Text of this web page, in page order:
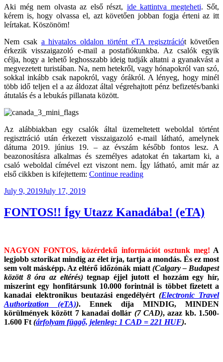
Aki még nem olvasta az első részt, ide kattintva megteheti. Sőt,
kérem is, hogy olvassa el, azt követően jobban fogja érteni az itt
leírtakat. Köszönöm!
Nem csak a hivatalos oldalon történt eTA regisztrációt követően
érkezik visszaigazoló e-mail a postafiókunkba. Az csalók egyik
célja, hogy a lehető leghosszabb ideig tudják altatni a gyanakvást a
megvezetett turistában. Na, nem hetekről, vagy hónapokról van szó,
sokkal inkább csak napokról, vagy órákról. A lényeg, hogy minél
több idő teljen el a az áldozat által végrehajtott pénz befizetés/banki
átutalás és a lebukás pillanata között.
Az alábbiakban egy csalók által üzemeltetett weboldal történt
regisztráció után érkezett visszaigazoló e-mail látható, amelynek
dátuma 2019. június 19. – az évszám később fontos lesz. A
beazonosításra alkalmas és személyes adatokat én takartam ki, a
csaló weboldal címével ezt viszont nem. Így látható, amit már az
első cikkben is kifejtettem: Continue reading“Így
#2”
Posted
July 9, 2019July 17, 2019
FONTOS!! Így Utazz Kanadába! (eTA)
NAGYON FONTOS, közérdekű információt osztunk meg! A
legjobb sztorikat mindig az élet írja, tartja a mondás. És ez most
sem volt másképp. Az eltérő időzónák miatt (Calgary – Budapest
között 8 óra az eltérés)tegnap éjjel jutott el hozzám egy hír,
miszerint egy honfitársunk 10.000 forintnál is többet fizetett a
kanadai elektronikus beutazási engedélyért(Electronic Travel
Authorization (eTA)). Ennek díja MINDIG, MINDEN
körülmények között 7 kanadai dollár (7 CAD), azaz kb. 1.500-
1.600 Ft (árfolyam függő, jelenleg: 1 CAD = 221 HUF).